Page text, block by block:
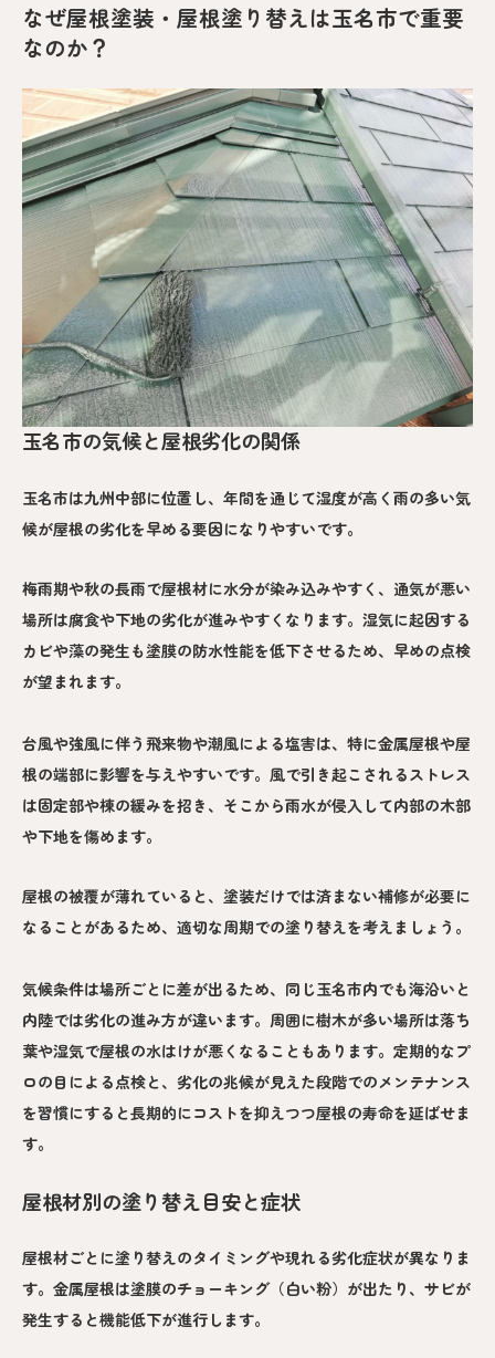
なぜ屋根塗装・屋根塗り替えは玉名市で重要
なのか？
玉名市の気候と屋根劣化の関係
玉名市は九州中部に位置し、年間を通じて湿度が高く雨の多い気
候が屋根の劣化を早める要因になりやすいです。
梅雨期や秋の長雨で屋根材に水分が染み込みやすく、通気が悪い
場所は腐食や下地の劣化が進みやすくなります。湿気に起因する
カビや藻の発生も塗膜の防水性能を低下させるため、早めの点検
が望まれます。
台風や強風に伴う飛来物や潮風による塩害は、特に金属屋根や屋
根の端部に影響を与えやすいです。風で引き起こされるストレス
は固定部や棟の緩みを招き、そこから雨水が侵入して内部の木部
や下地を傷めます。
屋根の被覆が薄れていると、塗装だけでは済まない補修が必要に
なることがあるため、適切な周期での塗り替えを考えましょう。
気候条件は場所ごとに差が出るため、同じ玉名市内でも海沿いと
内陸では劣化の進み方が違います。周囲に樹木が多い場所は落ち
葉や湿気で屋根の水はけが悪くなることもあります。定期的なプ
ロの目による点検と、劣化の兆候が見えた段階でのメンテナンス
を習慣にすると長期的にコストを抑えつつ屋根の寿命を延ばせま
す。
屋根材別の塗り替え目安と症状
屋根材ごとに塗り替えのタイミングや現れる劣化症状が異なりま
す。金属屋根は塗膜のチョーキング（白い粉）が出たり、サビが
発生すると機能低下が進行します。